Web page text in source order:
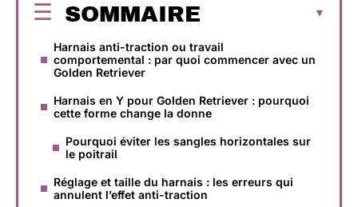
SOMMAIRE
Harnais anti-traction ou travail
comportemental : par quoi commencer avec un
Golden Retriever
Harnais en Y pour Golden Retriever : pourquoi
cette forme change la donne
Pourquoi éviter les sangles horizontales sur
le poitrail
Réglage et taille du harnais : les erreurs qui
annulent l’effet anti-traction